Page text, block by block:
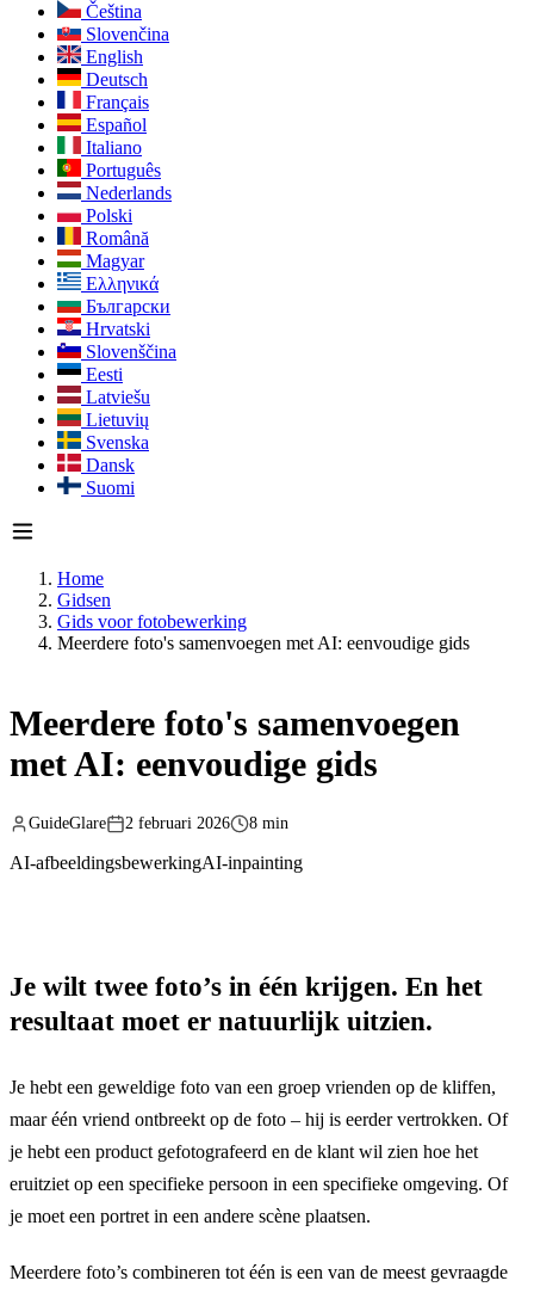
Čeština
Slovenčina
English
Deutsch
Français
Español
Italiano
Português
Nederlands
Polski
Română
Magyar
Ελληνικά
Български
Hrvatski
Slovenščina
Eesti
Latviešu
Lietuvių
Svenska
Dansk
Suomi
Home
Gidsen
Gids voor fotobewerking
Meerdere foto's samenvoegen met AI: eenvoudige gids
Meerdere foto's samenvoegen
met AI: eenvoudige gids
GuideGlare 2 februari 2026 8 min
AI-afbeeldingsbewerkingAI-inpainting
Je wilt twee foto’s in één krijgen. En het
resultaat moet er natuurlijk uitzien.
Je hebt een geweldige foto van een groep vrienden op de kliffen,
maar één vriend ontbreekt op de foto – hij is eerder vertrokken. Of
je hebt een product gefotografeerd en de klant wil zien hoe het
eruitziet op een specifieke persoon in een specifieke omgeving. Of
je moet een portret in een andere scène plaatsen.
Meerdere foto’s combineren tot één is een van de meest gevraagde